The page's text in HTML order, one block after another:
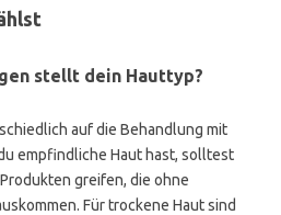
stellt dein Hauttyp?
auf die Behandlung mit
empfindliche Haut hast, solltest
greifen, die ohne
Für trockene Haut sind